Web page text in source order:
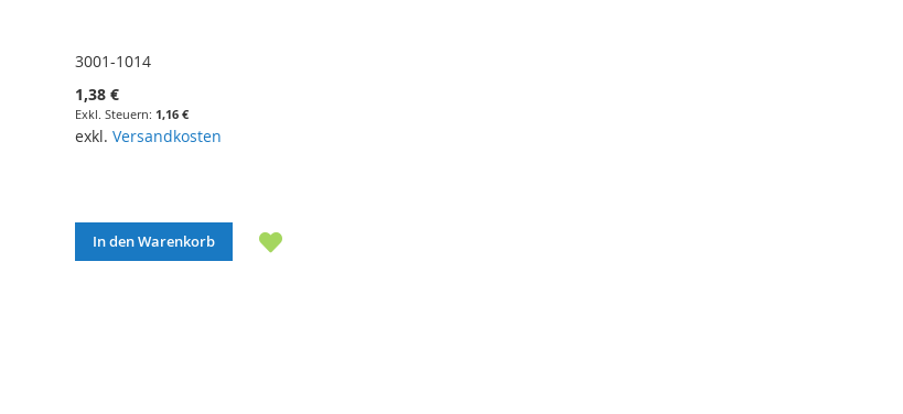
3001-1014
1,38 €
1,16 €
exkl.Versandkosten
In den Warenkorb